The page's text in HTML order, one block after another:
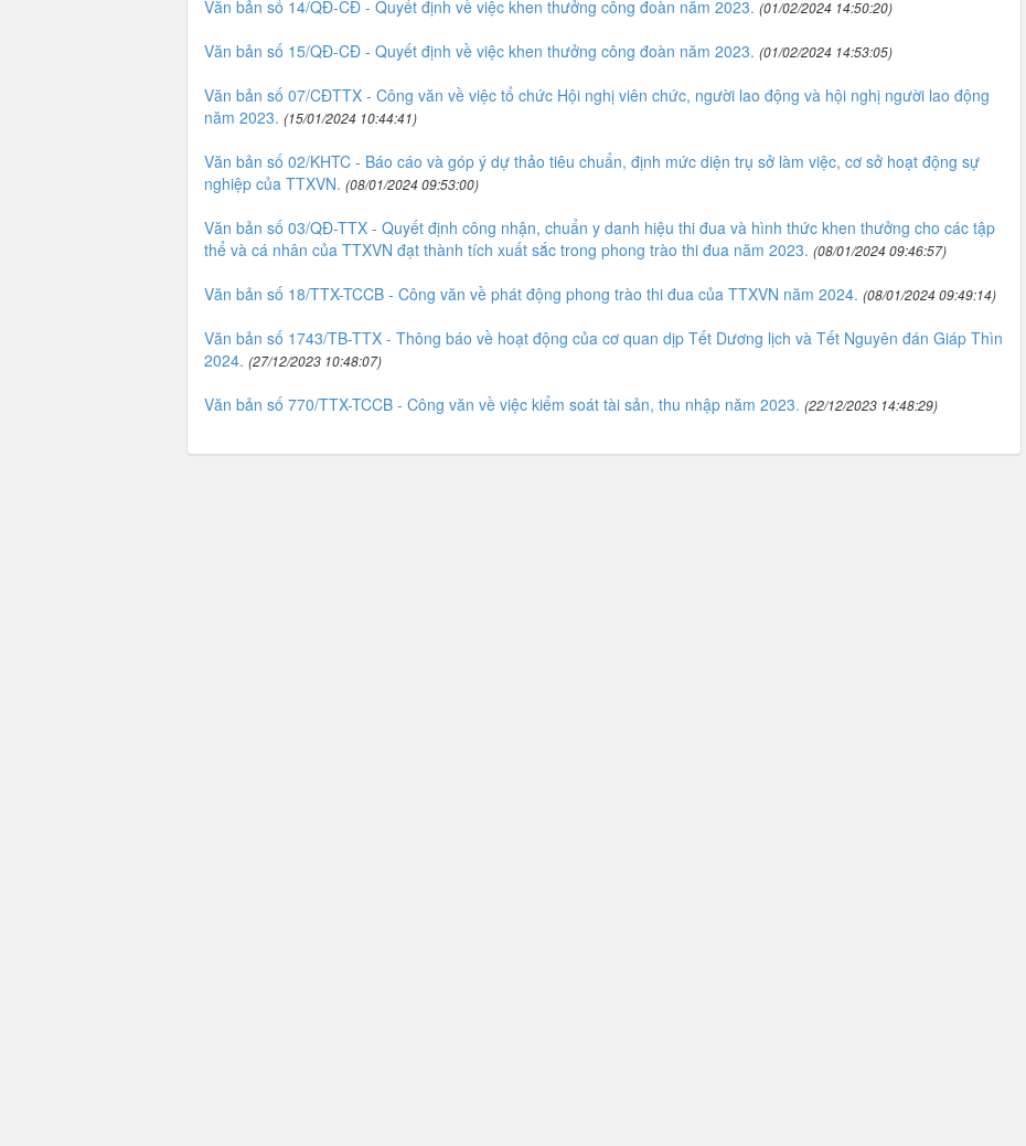
Văn bản số 14/QĐ-CĐ - Quyết định về việc khen thưởng công đoàn năm 2023. (01/02/2024 14:50:20)
Văn bản số 15/QĐ-CĐ - Quyết định về việc khen thưởng công đoàn năm 2023. (01/02/2024 14:53:05)
Văn bản số 07/CĐTTX - Công văn về việc tổ chức Hội nghị viên chức, người lao động và hội nghị người lao động
năm 2023. (15/01/2024 10:44:41)
Văn bản số 02/KHTC - Báo cáo và góp ý dự thảo tiêu chuẩn, định mức diện trụ sở làm việc, cơ sở hoạt động sự
nghiệp của TTXVN. (08/01/2024 09:53:00)
Văn bản số 03/QĐ-TTX - Quyết định công nhận, chuẩn y danh hiệu thi đua và hình thức khen thưởng cho các tập
thể và cá nhân của TTXVN đạt thành tích xuất sắc trong phong trào thi đua năm 2023. (08/01/2024 09:46:57)
Văn bản số 18/TTX-TCCB - Công văn về phát động phong trào thi đua của TTXVN năm 2024. (08/01/2024 09:49:14)
Văn bản số 1743/TB-TTX - Thông báo về hoạt động của cơ quan dịp Tết Dương lịch và Tết Nguyên đán Giáp Thìn
2024. (27/12/2023 10:48:07)
Văn bản số 770/TTX-TCCB - Công văn về việc kiểm soát tài sản, thu nhập năm 2023. (22/12/2023 14:48:29)